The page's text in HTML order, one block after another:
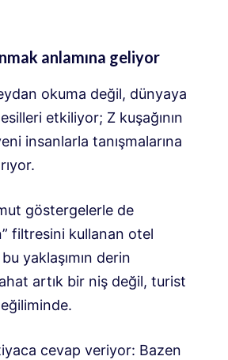
anlamına geliyor
okuma değil, dünyaya
etkiliyor; Z kuşağının
insanlarla tanışmalarına
göstergelerle de
filtresini kullanan otel
yaklaşımın derin
artık bir niş değil, turist
cevap veriyor: Bazen